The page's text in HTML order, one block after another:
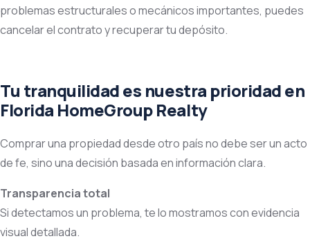
problemas estructurales o mecánicos importantes, puedes
cancelar el contrato y recuperar tu depósito.
Tu tranquilidad es nuestra prioridad en
Florida HomeGroup Realty
Comprar una propiedad desde otro país no debe ser un acto
de fe, sino una decisión basada en información clara.
Transparencia total
Si detectamos un problema, te lo mostramos con evidencia
visual detallada.